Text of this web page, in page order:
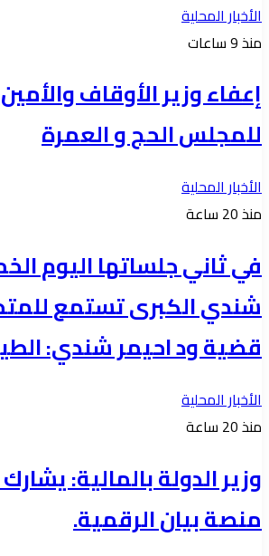
الأخبار المحلية
منذ 9 ساعات
إعفاء وزير الأوقاف
للمجلس الحج و العمرة
الأخبار المحلية
منذ 20 ساعة
في ثاني جلساتها اليوم
شندي الكبرى تستمع
قضية ود احيمر شندي:
الأخبار المحلية
منذ 20 ساعة
وزير الدولة بالمالية:
منصة بيان الرقمية.